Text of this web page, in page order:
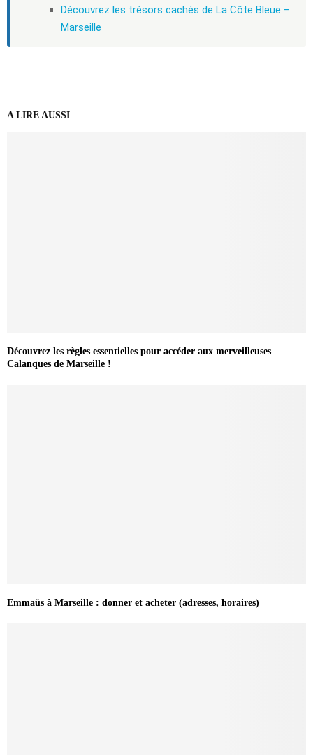
Découvrez les trésors cachés de La Côte Bleue –
Marseille
A LIRE AUSSI
Découvrez les règles essentielles pour accéder aux merveilleuses
Calanques de Marseille !
Emmaüs à Marseille : donner et acheter (adresses, horaires)